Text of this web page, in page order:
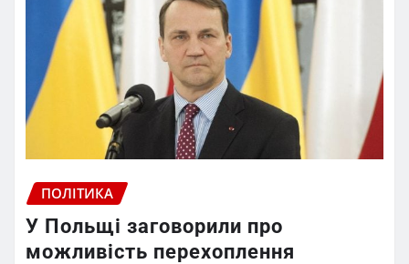
ПОЛІТИКА
У Польщі заговорили про
можливість перехоплення